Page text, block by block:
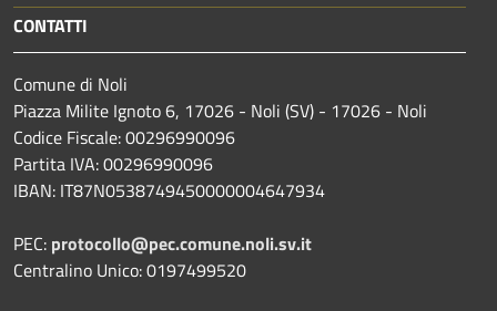
CONTATTI
Comune di Noli
Piazza Milite Ignoto 6, 17026 - Noli (SV) - 17026 - Noli
Codice Fiscale: 00296990096
Partita IVA: 00296990096
IBAN: IT87N0538749450000004647934
PEC: protocollo@pec.comune.noli.sv.it
Centralino Unico: 0197499520